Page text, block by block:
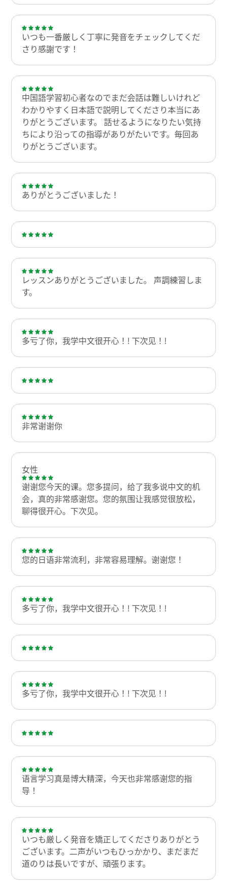
いつも一番厳しく丁寧に発音をチェックしてくだ
さり感謝です！
中国語学習初心者なのでまだ会話は難しいけれど
わかりやすく日本語で説明してくださり本当にあ
りがとうございます。 話せるようになりたい気持
ちにより沿っての指導がありがたいです。毎回あ
りがとうございます。
ありがとうございました！
レッスンありがとうございました。 声調練習しま
す。
多亏了你，我学中文很开心！! 下次见！!
非常谢谢你
女性
谢谢您今天的课。您多提问，给了我多说中文的机
会，真的非常感谢您。您的氛围让我感觉很放松，
聊得很开心。下次见。
您的日语非常流利，非常容易理解。谢谢您！
多亏了你，我学中文很开心！! 下次见！!
多亏了你，我学中文很开心！! 下次见！!
语言学习真是博大精深，今天也非常感谢您的指
导！
いつも厳しく発音を矯正してくださりありがとう
ございます。二声がいつもひっかかり、まだまだ
道のりは長いですが、頑張ります。